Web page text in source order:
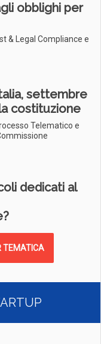
obblighi per
& Legal Compliance e
settembre
costituzione
Telematico e
dedicati al
TEMATICA